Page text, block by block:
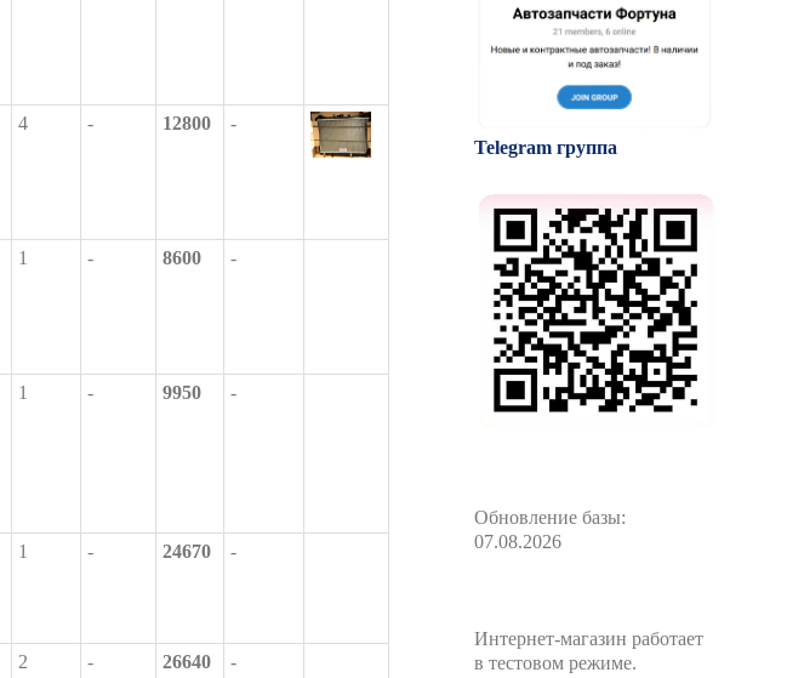
4 - 12800 -
1 - 8600 -
1 - 9950 -
1 - 24670 -
2 - 26640 -
Telegram группа
Обновление базы:
07.08.2026
Интернет-магазин работает
в тестовом режиме.